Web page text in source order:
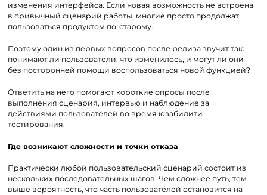
изменения интерфейса. Если новая возможность не встроена
в привычный сценарий работы, многие просто продолжат
пользоваться продуктом по-старому.
Поэтому один из первых вопросов после релиза звучит так:
понимают ли пользователи, что изменилось, и могут ли они
без посторонней помощи воспользоваться новой функцией?
Ответить на него помогают короткие опросы после
выполнения сценария, интервью и наблюдение за
действиями пользователей во время юзабилити-
тестирования.
Где возникают сложности и точки отказа
Практически любой пользовательский сценарий состоит из
нескольких последовательных шагов. Чем сложнее путь, тем
выше вероятность, что часть пользователей остановится на